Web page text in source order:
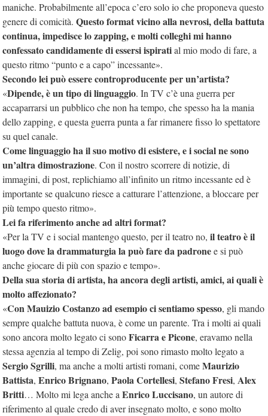
maniche. Probabilmente all’epoca c’ero solo io che proponeva questo
genere di comicità. Questo format vicino alla nevrosi, della battuta
continua, impedisce lo zapping, e molti colleghi mi hanno
confessato candidamente di essersi ispiratial mio modo di fare, a
questo ritmo “punto e a capo” incessante».
Secondo lei può essere controproducente per un’artista?
«Dipende, è un tipo di linguaggio. In TV c’è una guerra per
accaparrarsi un pubblico che non ha tempo, che spesso ha la mania
dello zapping, e questa guerra punta a far rimanere fisso lo spettatore
su quel canale.
Come linguaggio ha il suo motivo di esistere, e i social ne sono
un’altra dimostrazione. Con il nostro scorrere di notizie, di
immagini, di post, replichiamo all’infinito un ritmo incessante ed è
importante se qualcuno riesce a catturare l’attenzione, a bloccare per
più tempo questo ritmo».
Lei fa riferimento anche ad altri format?
«Per la TV e i social mantengo questo, per il teatro no, il teatro è il
luogo dove la drammaturgia la può fare da padronee si può
anche giocare di più con spazio e tempo».
Della sua storia di artista, ha ancora degli artisti, amici, ai quali è
molto affezionato?
«Con Mauizio Costanzo ad esempio ci sentiamo spesso, gli mando
sempre qualche battuta nuova, è come un parente. Tra i molti ai quali
sono ancora molto legato ci sonoFicarra e Picone, eravamo nella
stessa agenzia al tempo di Zelig, poi sono rimasto molto legato a
Sergio Sgrilli, ma anche a molti artisti romani, comeMaurizio
Battista, Enrico Brignano, Paola Cortellesi, Stefano Fresi, Alex
Britti… Molto mi lega anche a Enrico Luccisano, un autore di
riferimento al quale credo di aver insegnato molto, e sono molto